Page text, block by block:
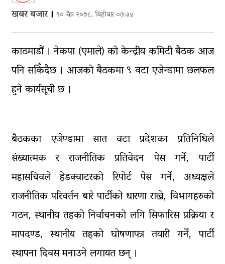
पाँच लाख घुससहित कर अधिकृत रंगेहात पक्राऊ
खबर बजार। १० चैत्र २०७८, बिहीबार ०७:३४
काठमाडौं । नेकपा (एमाले) को केन्द्रीय कमिटी बैठक आज
पनि सकिँदैछ । आजको बैठकमा ९ वटा एजेन्डामा छलफल
हुने कार्यसूची छ ।
बैठकका एजेण्डामा सात वटा प्रदेशका प्रतिनिधिले
संख्यात्मक र राजनीतिक प्रतिवेदन पेस गर्ने, पार्टी
महासचिवले हेडक्वाटरको रिपोर्ट पेस गर्ने, अध्यक्षले
राजनीतिक परिवर्तन बारे पार्टीको धारणा राख्ने, विभागहरुको
गठन, स्थानीय तहको निर्वाचनको लगि सिफारिस प्रक्रिया र
मापदण्ड, स्थानीय तहको घोषणापत्र तयारी गर्ने, पार्टी
स्थापना दिवस मनाउने लगायत छन् ।